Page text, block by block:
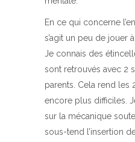
En ce qui concerne
s’agit un peu de jouer
Je connais des
sont retrouvés avec 2
parents. Cela rend les
encore plus difficiles.
sur la mécanique
sous-tend l’insertion